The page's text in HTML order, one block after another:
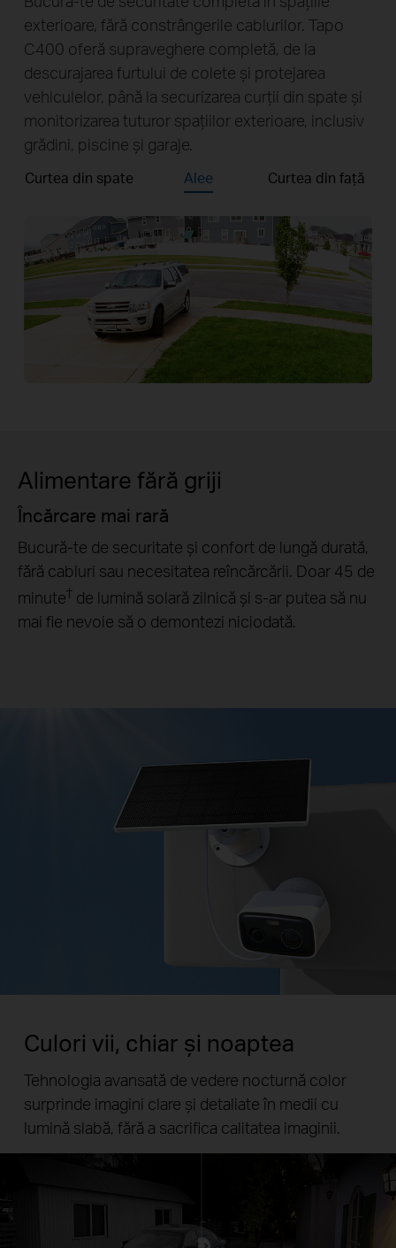
exterioare, fără constrângerile cablurilor. Tapo
C400 oferă supraveghere completă, de la
descurajarea furtului de colete și protejarea
vehiculelor, până la securizarea curții din spate și
monitorizarea tuturor spațiilor exterioare, inclusiv
grădini, piscine și garaje.
Curtea din spate Alee Curtea din față
Alimentare fără griji
Încărcare mai rară
Bucură-te de securitate și confort de lungă durată,
fără cabluri sau necesitatea reîncărcării. Doar 45 de
minute† de lumină solară zilnică și s-ar putea să nu
mai fie nevoie să o demontezi niciodată.
Culori vii, chiar și noaptea
Tehnologia avansată de vedere nocturnă color
surprinde imagini clare și detaliate în medii cu
lumină slabă, fără a sacrifica calitatea imaginii.